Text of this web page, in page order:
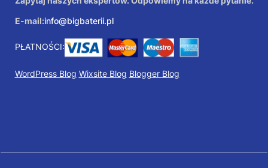
E-mail:info@bigbaterii.pl
PŁATNOŚCI:
WordPress Blog Wixsite Blog Blogger Blog